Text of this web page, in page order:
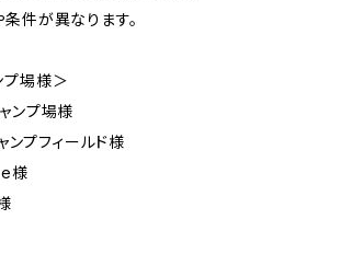
件が異なります。
プ場様＞
ンプ場様
プフィールド様
様